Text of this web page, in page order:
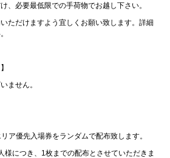
、必要最低限での手荷物でお越し下さい。
ただけますよう宜しくお願い致します。詳細
ません。
ア優先入場券をランダムで配布致します。
につき、1枚までの配布とさせていただきま